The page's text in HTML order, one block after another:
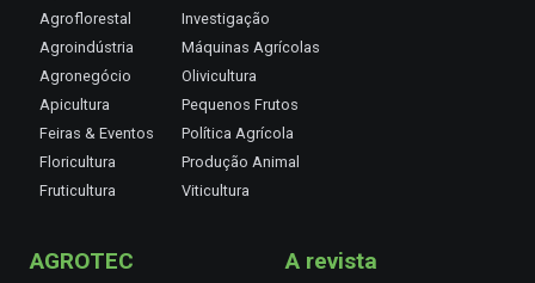
Agroflorestal
Agroindústria
Agronegócio
Apicultura
Feiras & Eventos
Floricultura
Fruticultura
Investigação
Máquinas Agrícolas
Olivicultura
Pequenos Frutos
Política Agrícola
Produção Animal
Viticultura
AGROTEC A revista